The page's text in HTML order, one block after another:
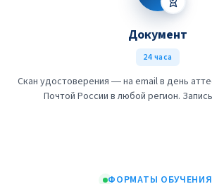
Документ
24 часа
Скан удостоверения — на email в день
Почтой России в любой регион.
ФОРМАТЫ ОБУЧЕНИЯ